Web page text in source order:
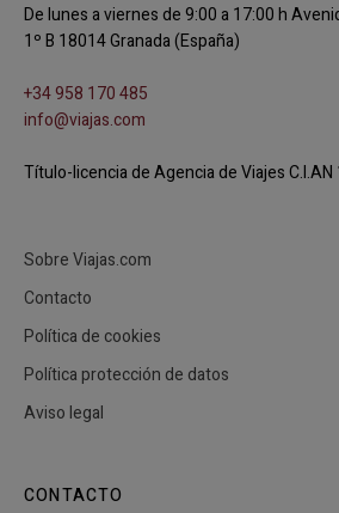
De lunes a viernes de 9:00 a 17:00 h
1º B 18014 Granada (España)
+34 958 170 485
info@viajas.com
Título-licencia de Agencia de Viajes
Sobre Viajas.com
Contacto
Política de cookies
Política protección de datos
Aviso legal
CONTACTO